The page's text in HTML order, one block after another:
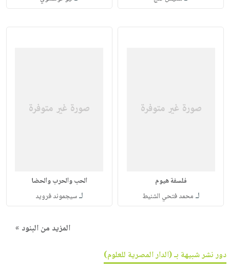
فلسفة هيوم
لـ محمد فتحي الشنيط
الحب والحرب والحضا
لـسيجموند فرويد
المزيد من البنود »
دور نشر شبيهة بـ (الدار المصرية للعلوم)